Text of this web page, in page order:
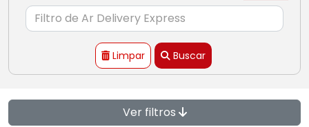
Limpar Buscar
Ver filtros